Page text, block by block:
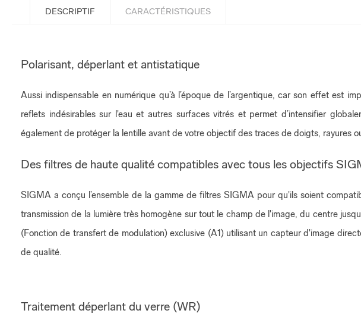
DESCRIPTIF CARACTÉRISTIQUES
Polarisant, déperlant et antistatique
Aussi indispensable en numérique qu’à l’époque de l’argentique, car son effet est
reflets indésirables sur l'eau et autres surfaces vitrés et permet d’intensifier
également de protéger la lentille avant de votre objectif des traces de doigts, rayures
Des filtres de haute qualité compatibles avec tous les objectifs
SIGMA a conçu l’ensemble de la gamme de filtres SIGMA pour qu'ils soient
transmission de la lumière très homogène sur tout le champ de l'image, du centre
(Fonction de transfert de modulation) exclusive (A1) utilisant un capteur d'image
de qualité.
Traitement déperlant du verre (WR)